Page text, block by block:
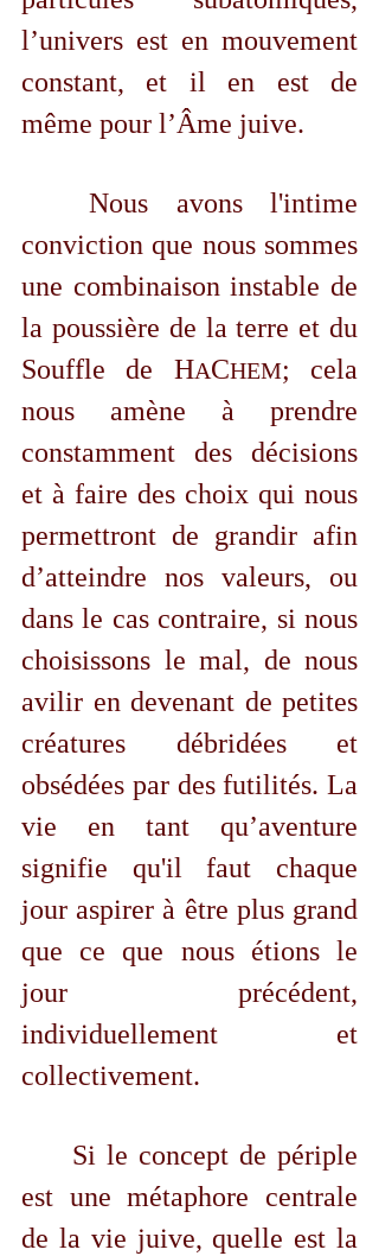
l’univers est en mouvement
constant, et il en est de
même pour l’Âme juive.
	Nous avons l'intime
conviction que nous sommes
une combinaison instable de
la poussière de la terre et du
Souffle de HACHEM; cela
nous amène à prendre
constamment des décisions
et à faire des choix qui nous
permettront de grandir afin
d’atteindre nos valeurs, ou
dans le cas contraire, si nous
choisissons le mal, de nous
avilir en devenant de petites
créatures débridées et
obsédées par des futilités. La
vie en tant qu’aventure
signifie qu'il faut chaque
jour aspirer à être plus grand
que ce que nous étions le
jour précédent,
individuellement et
collectivement.
est une métaphore centrale
de la vie juive, quelle est la